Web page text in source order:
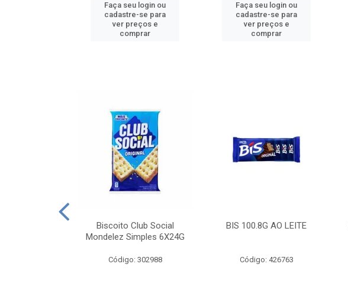
Faça seu login ou
cadastre-se para
ver preços e
comprar
Faça seu login ou
cadastre-se para
ver preços e
comprar
Biscoito Club Social
Mondelez Simples 6X24G
Código: 302988
BIS 100.8G AO LEITE
Código: 426763